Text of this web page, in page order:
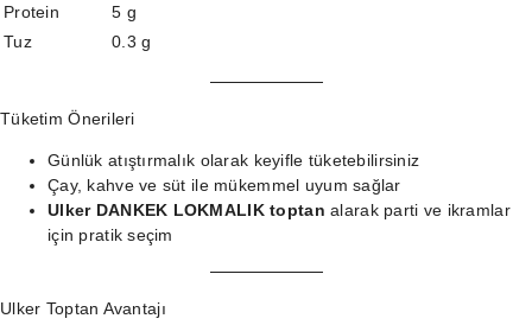
Protein
5 g
Tuz
0.3 g
Tüketim Önerileri
Günlük atıştırmalık olarak keyifle tüketebilirsiniz
Çay, kahve ve süt ile mükemmel uyum sağlar
Ulker DANKEK LOKMALIK toptan alarak parti ve ikramlar
için pratik seçim
Ulker Toptan Avantajı